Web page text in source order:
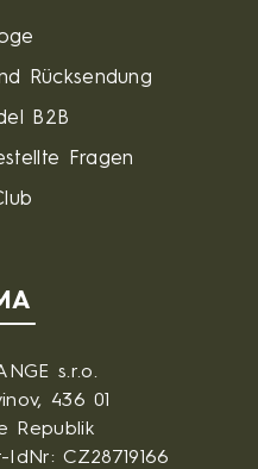
Rücksendung
B2B
Fragen
s.r.o.
436 01
Republik
IdNr: CZ28719166